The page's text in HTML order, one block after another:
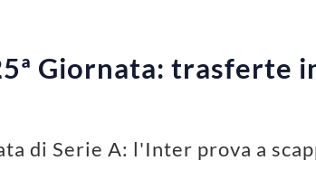
Giornata: trasferte
di Serie A: l'Inter prova a